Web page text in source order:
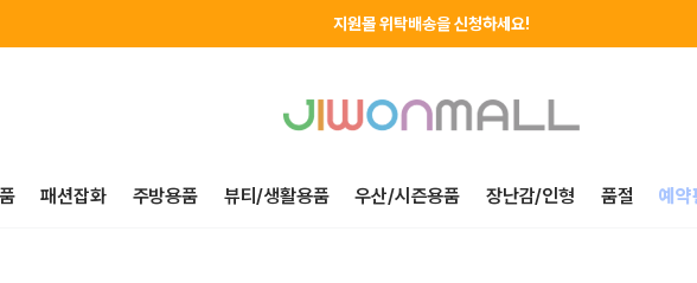
지원몰 위탁배송을 신청하세요!
지금 가입하고 첫구매 혜택 받아가세요!
패션잡화 주방용품 뷰티/생활용품 우산/시즌용품 장난감/인형 품절 예약